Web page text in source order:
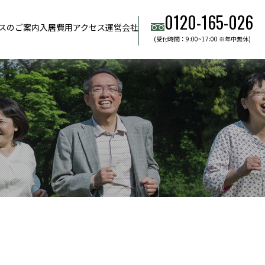
のご案内入居費用アクセス運営会社 0120-165-026
(受付時間：9:00~17:00 ※年中無休)